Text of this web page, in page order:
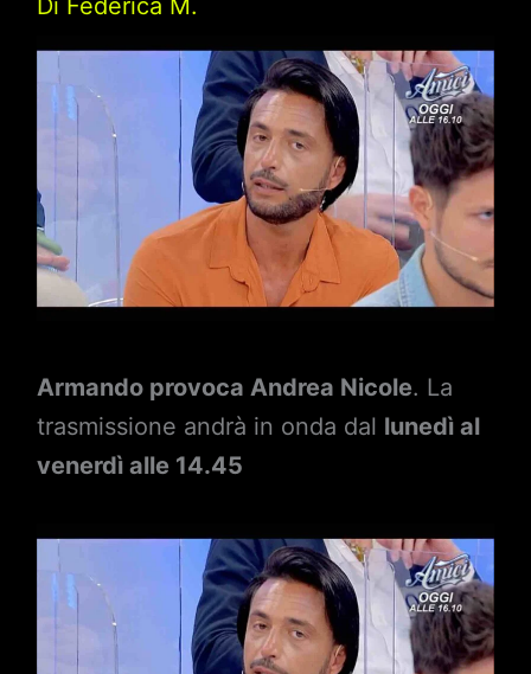
Armando provoca Andrea Nicole. La
trasmissione andrà in onda dal lunedì al
venerdì alle 14.45